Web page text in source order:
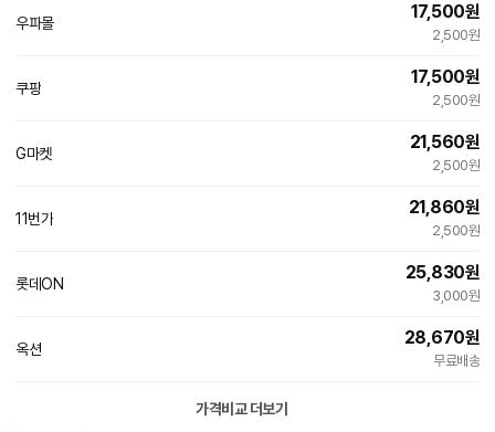
우파몰
17,500원
2,500원
쿠팡
17,500원
2,500원
G마켓
21,560원
2,500원
11번가
21,860원
2,500원
롯데ON
25,830원
3,000원
옥션
28,670원
무료배송
가격비교 더보기